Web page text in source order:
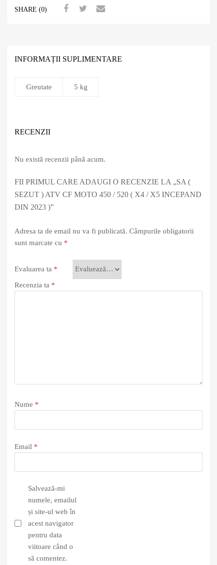
SHARE (0)
INFORMAȚII SUPLIMENTARE
Greutate 5 kg
RECENZII
Nu există recenzii până acum.
FII PRIMUL CARE ADAUGI O RECENZIE LA „SA (
SEZUT ) ATV CF MOTO 450 / 520 ( X4 / X5 INCEPAND
DIN 2023 )”
Adresa ta de email nu va fi publicată. Câmpurile obligatorii
sunt marcate cu *
Evaluarea ta *
Recenzia ta *
Nume *
Email *
Salvează-mi
numele, emailul
și site-ul web în
acest navigator
pentru data
viitoare când o
să comentez.